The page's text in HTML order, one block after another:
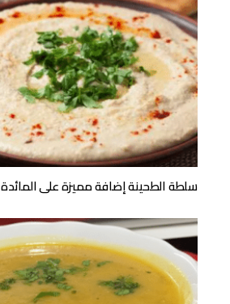
سلطة الطحينة إضافة مميزة على المائدة